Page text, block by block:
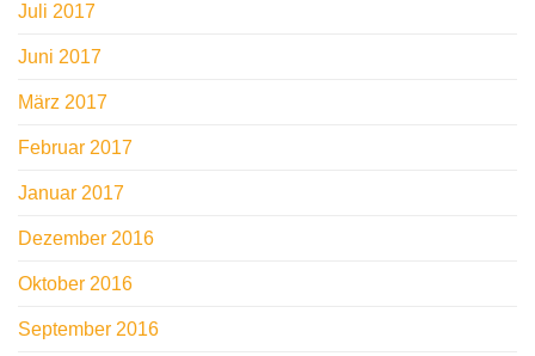
Juli 2017
Juni 2017
März 2017
Februar 2017
Januar 2017
Dezember 2016
Oktober 2016
September 2016